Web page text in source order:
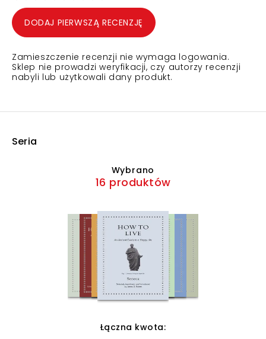
DODAJ PIERWSZĄ RECENZJĘ
Zamieszczenie recenzji nie wymaga logowania.
Sklep nie prowadzi weryfikacji, czy autorzy recenzji
nabyli lub użytkowali dany produkt.
Seria
Wybrano
16 produktów
Łączna kwota: